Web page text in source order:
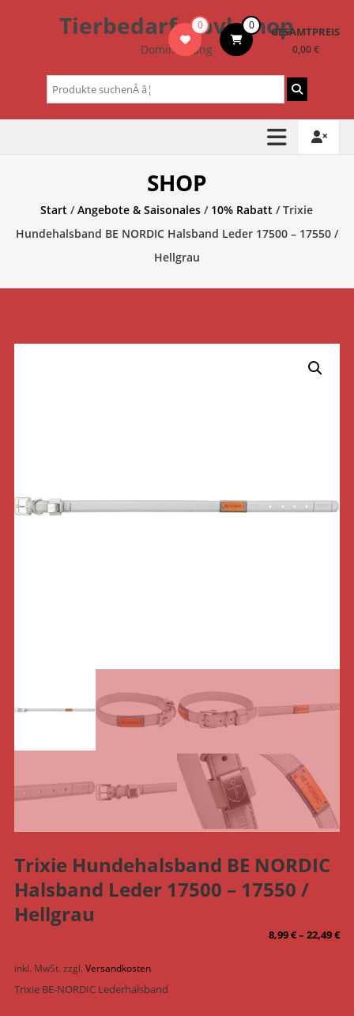
Tierbedarf – bvl-Shop
Dominik Lang
0 0 GESAMTPREIS
0,00 €
Suchen
nach:
SHOP
Start /Angebote & Saisonales / 10% Rabatt / Trixie
Hundehalsband BE NORDIC Halsband Leder 17500 – 17550 /
Hellgrau
Trixie Hundehalsband BE NORDIC
Halsband Leder 17500 – 17550 /
Hellgrau
8,99€–22,49€
inkl. MwSt.zzgl.Versandkosten
Trixie BE-NORDIC Lederhalsband